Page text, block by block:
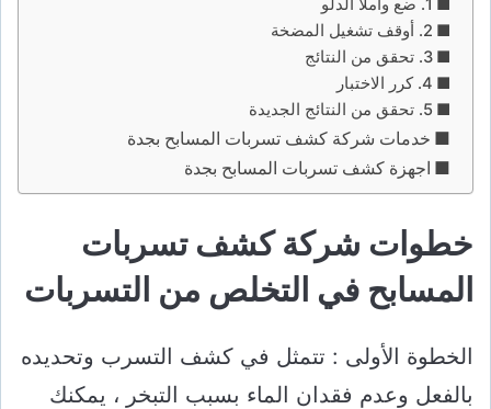
2. أوقف تشغيل المضخة
3. تحقق من النتائج
4. كرر الاختبار
5. تحقق من النتائج الجديدة
خدمات شركة كشف تسربات المسابح بجدة
اجهزة كشف تسربات المسابح بجدة
خطوات شركة كشف تسربات
المسابح في التخلص من التسربات
الخطوة الأولى : تتمثل في كشف التسرب وتحديده
بالفعل وعدم فقدان الماء بسبب التبخر ، يمكنك